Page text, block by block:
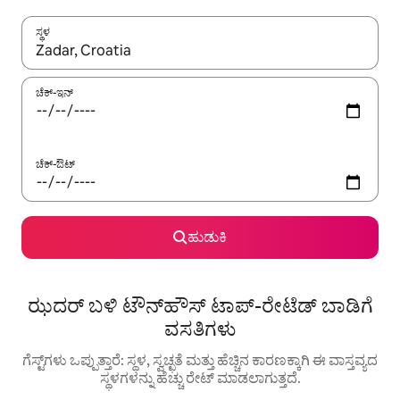
ಸ್ಥಳ
ಫಲಿತಾಂಶಗಳು ಲಭ್ಯವಿರುವಾಗ, ಅಪ್ ಮತ್ತು ಡೌನ್ ಬಾಣದ ಕೀಲಿಗಳೊಂದಿಗೆ
ಚೆಕ್-ಇನ್
ಚೆಕ್-ಔಟ್
ಹುಡುಕಿ
ಝದರ್ ಬಳಿ ಟೌನ್‌ಹೌಸ್ ಟಾಪ್-ರೇಟೆಡ್ ಬಾಡಿಗೆ
ವಸತಿಗಳು
ಗೆಸ್ಟ್‌ಗಳು ಒಪ್ಪುತ್ತಾರೆ: ಸ್ಥಳ, ಸ್ವಚ್ಛತೆ ಮತ್ತು ಹೆಚ್ಚಿನ ಕಾರಣಕ್ಕಾಗಿ ಈ ವಾಸ್ತವ್ಯದ
ಸ್ಥಳಗಳನ್ನು ಹೆಚ್ಚು ರೇಟ್ ಮಾಡಲಾಗುತ್ತದೆ.